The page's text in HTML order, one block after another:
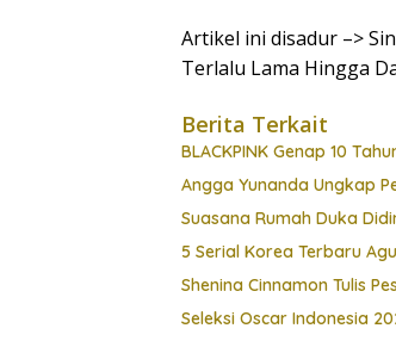
Artikel ini disadur –>
Terlalu Lama Hingga
Berita Terkait
BLACKPINK Genap 10
Angga Yunanda Ungkap
Suasana Rumah Duka
5 Serial Korea Terbaru
Shenina Cinnamon Tulis
Seleksi Oscar Indonesia